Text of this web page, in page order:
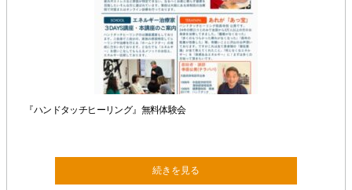
『ハンドタッチヒーリング』無料体験会
続きを見る